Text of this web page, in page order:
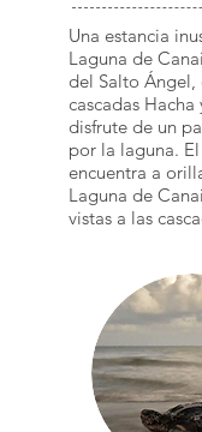
Una estancia
Laguna de
del Salto Ángel,
cascadas Hacha
disfrute de un
por la laguna.
encuentra a
Laguna de
vistas a las